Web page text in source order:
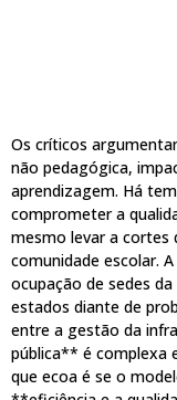
Os críticos
não pedagógica,
aprendizagem. Há
comprometer a
mesmo levar a
comunidade escolar.
ocupação de sedes
estados diante de
entre a gestão da
pública** é complexa
que ecoa é se o